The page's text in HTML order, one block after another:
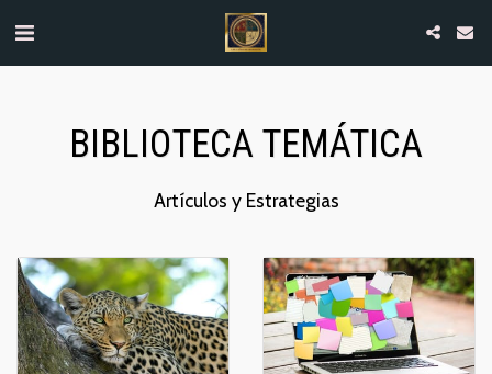
BIBLIOTECA TEMÁTICA
Artículos y Estrategias